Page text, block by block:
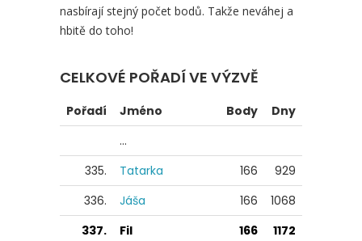
nasbírají stejný počet bodů. Takže neváhej a
hbitě do toho!
CELKOVÉ POŘADÍ VE VÝZVĚ
Pořadí Jméno Body
Dny
...
335.
Tatarka 166
929
336.
Jáša 166
1068
337.
Fil 166 1172